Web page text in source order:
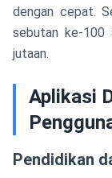
dengan cepat.
sebutan ke-100
jutaan.
Aplikasi
Pendidikan